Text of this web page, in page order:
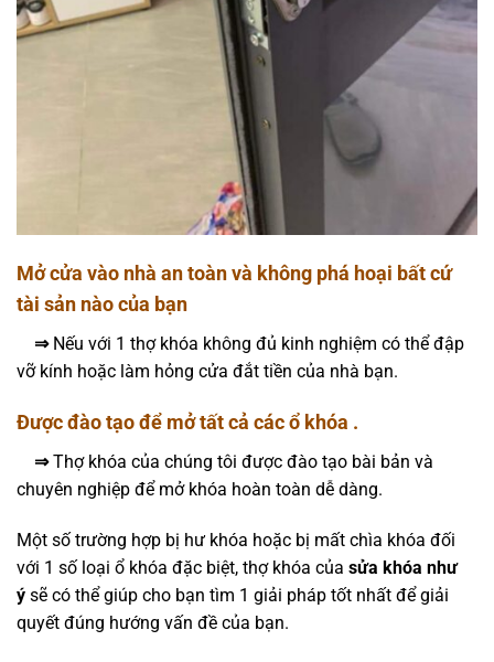
Mở cửa vào nhà an toàn và không phá hoại bất cứ
tài sản nào của bạn
⇒ Nếu với 1 thợ khóa không đủ kinh nghiệm có thể đập
vỡ kính hoặc làm hỏng cửa đắt tiền của nhà bạn.
Được đào tạo để mở tất cả các ổ khóa .
⇒Thợ khóa của chúng tôi được đào tạo bài bản và
chuyên nghiệp để mở khóa hoàn toàn dễ dàng.
Một số trường hợp bị hư khóa hoặc bị mất chìa khóa đối
với 1 số loại ổ khóa đặc biệt, thợ khóa của sửa khóa như
ý sẽ có thể giúp cho bạn tìm 1 giải pháp tốt nhất để giải
quyết đúng hướng vấn đề của bạn.